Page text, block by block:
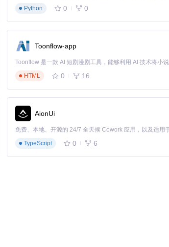
执行过程中会创建大量临时文件，可能影响磁盘空间
Python
0 0
Toonflow-app
HTML
0 16
AionUi
TypeScript
0 6